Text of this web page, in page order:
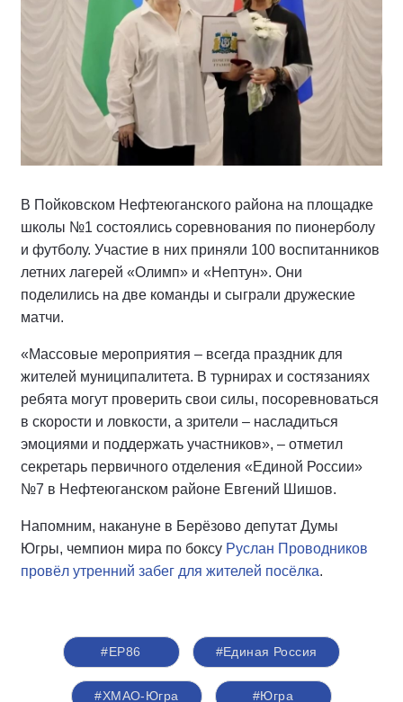
В Пойковском Нефтеюганского района на площадке
школы №1 состоялись соревнования по пионерболу
и футболу. Участие в них приняли 100 воспитанников
летних лагерей «Олимп» и «Нептун». Они
поделились на две команды и сыграли дружеские
матчи.
«Массовые мероприятия – всегда праздник для
жителей муниципалитета. В турнирах и состязаниях
ребята могут проверить свои силы, посоревноваться
в скорости и ловкости, а зрители – насладиться
эмоциями и поддержать участников», – отметил
секретарь первичного отделения «Единой России»
№7 в Нефтеюганском районе Евгений Шишов.
Напомним, накануне в Берёзово депутат Думы
Югры, чемпион мира по боксу Руслан Проводников
провёл утренний забег для жителей посёлка.
#ЕР86 #Единая Россия
#ХМАО-Югра #Югра